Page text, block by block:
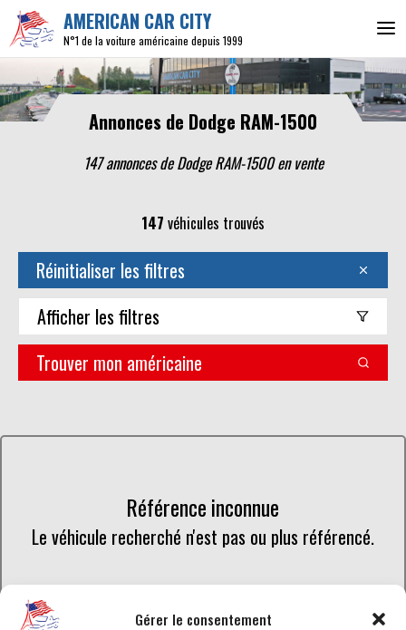
Gérer le consentement
AMERICAN CAR CITY
N°1 de la voiture américaine depuis 1999
Annonces de Dodge RAM-1500
147 annonces de Dodge RAM-1500 en vente
147 véhicules trouvés
Réinitialiser les filtres
Afficher les filtres
Trouver mon américaine
Référence inconnue
Le véhicule recherché n'est pas ou plus référencé.